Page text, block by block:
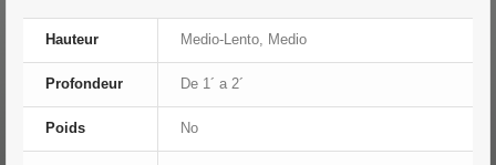
Hauteur Medio-Lento, Medio
Profondeur De 1´ a 2´
Poids No